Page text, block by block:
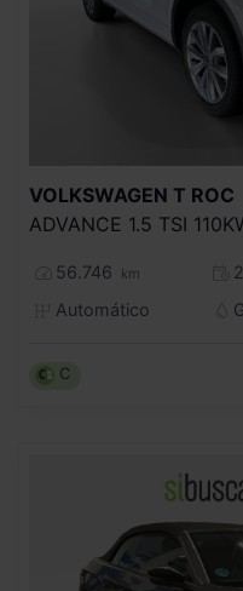
VOLKSWAGEN T ROC
ADVANCE 1.5 TSI
56.746 km
Automático
C